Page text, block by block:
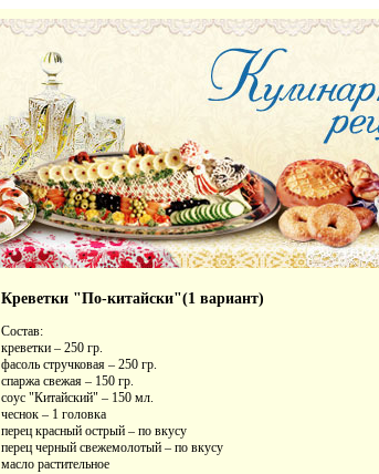
Креветки "По-китайски"(1 вариант)
Состав:
креветки – 250 гр.
фасоль стручковая – 250 гр.
спаржа свежая – 150 гр.
соус "Китайский" – 150 мл.
чеснок – 1 головка
перец красный острый – по вкусу
перец черный свежемолотый – по вкусу
масло растительное